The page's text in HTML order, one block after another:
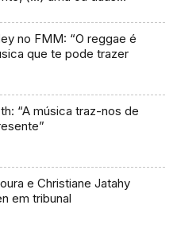
no FMM: “O reggae é
que te pode trazer
“A música traz-nos de
e Christiane Jatahy
em tribunal